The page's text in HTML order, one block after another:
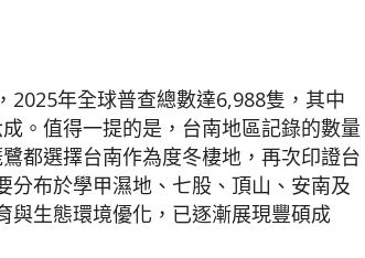
2025年全球普查總數達6,988隻，其中
。值得一提的是，台南地區記錄的數量
都選擇台南作為度冬棲地，再次印證台
分布於學甲濕地、七股、頂山、安南及
與生態環境優化，已逐漸展現豐碩成